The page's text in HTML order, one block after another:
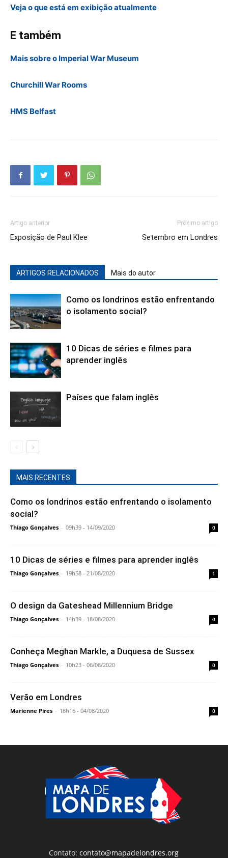
Veja o que está em exibição atualmente
E também
Mais sobre o Imperial War Museum
Churchill War Rooms
HMS Belfast
Artigo anterior
Exposição de Paul Klee
Próximo artigo
Setembro em Londres
ARTIGOS RELACIONADOS Mais do autor
Como os londrinos estão enfrentando
o isolamento social?
10 Dicas de séries e filmes para
aprender inglês
Países que falam inglês
MAIS RECENTES
Como os londrinos estão enfrentando o isolamento
social?
Thiago Gonçalves - 09h39 - 14/09/2020 0
10 Dicas de séries e filmes para aprender inglês
Thiago Gonçalves - 19h58 - 21/08/2020 1
O design da Gateshead Millennium Bridge
Thiago Gonçalves - 14h39 - 18/08/2020 0
Conheça Meghan Markle, a Duquesa de Sussex
Thiago Gonçalves - 10h23 - 06/08/2020 0
Verão em Londres
Marienne Pires - 18h16 - 04/08/2020 0
Contato:contato@mapadelondres.org